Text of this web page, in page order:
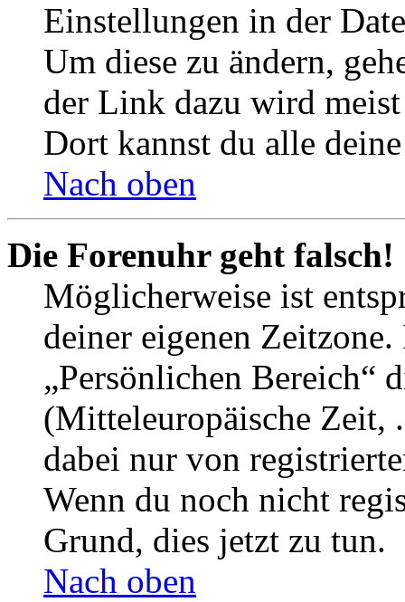
Einstellungen in der
Um diese zu ändern,
der Link dazu wird
Dort kannst du alle
Nach oben
Die Forenuhr geht falsch!
Möglicherweise ist
deiner eigenen
„Persönlichen Bereich“
(Mitteleuropäische Zeit,
dabei nur von
Wenn du noch nicht
Grund, dies jetzt zu tun.
Nach oben